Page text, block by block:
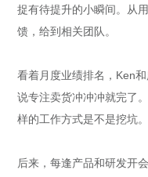
捉有待提升的小瞬间。从
馈，给到相关团队。
看着月度业绩排名，Ken
说专注卖货冲冲冲就完了
样的工作方式是不是挖坑。
后来，每逢产品和研发开